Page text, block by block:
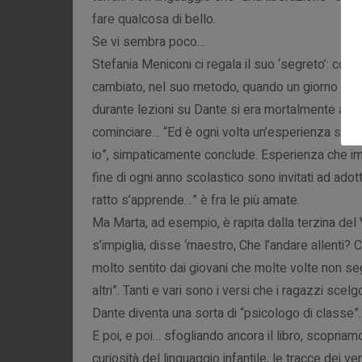
fare qualcosa di bello.
Se vi sembra poco…
Stefania Meniconi ci regala il suo ‘segreto’:
cambiato, nel suo metodo, quando un giorno un
durante lezioni su Dante si era mortalmente
cominciare… “Ed è ogni volta un’esperienza
io”, simpaticamente conclude. Esperienza che
fine di ogni anno scolastico sono invitati ad
ratto s’apprende…” è fra le più amate.
Ma Marta, ad esempio, è rapita dalla terzina
s’impiglia, disse ‘maestro, Che l’andare
molto sentito dai giovani che molte volte non
altri”. Tanti e vari sono i versi che i ragazzi
Dante diventa una sorta di “psicologo di classe”.
E poi, e poi… sfogliando ancora il libro,